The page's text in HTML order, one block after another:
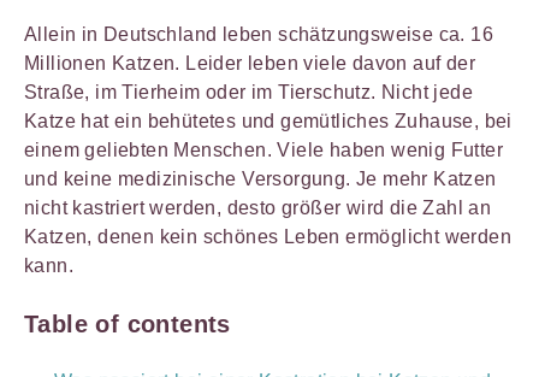
Allein in Deutschland leben schätzungsweise ca. 16
Millionen Katzen. Leider leben viele davon auf der
Straße, im Tierheim oder im Tierschutz. Nicht jede
Katze hat ein behütetes und gemütliches Zuhause, bei
einem geliebten Menschen. Viele haben wenig Futter
und keine medizinische Versorgung. Je mehr Katzen
nicht kastriert werden, desto größer wird die Zahl an
Katzen, denen kein schönes Leben ermöglicht werden
kann.
Table of contents